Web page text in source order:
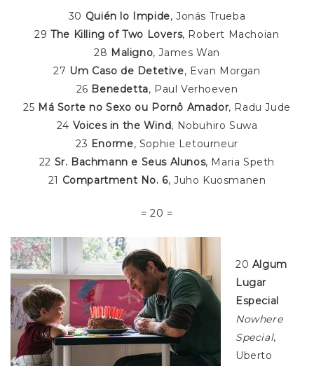
30 Quién lo Impide, Jonás Trueba
29The Killing of Two Lovers, Robert Machoian
28 Maligno, James Wan
27 Um Caso de Detetive, Evan Morgan
26 Benedetta, Paul Verhoeven
25 Má Sorte no Sexo ou Pornô Amador, Radu Jude
24 Voices in the Wind, Nobuhiro Suwa
23 Enorme, Sophie Letourneur
22 Sr. Bachmann e Seus Alunos, Maria Speth
21 Compartment No. 6, Juho Kuosmanen
= 20 =
20 Algum
Lugar
Especial
Nowhere
Special,
Uberto